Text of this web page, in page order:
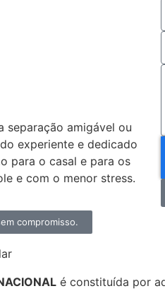
separação amigável ou
experiente e dedicado
para o casal e para os
e com o menor stress.
compromisso.
é constituída por